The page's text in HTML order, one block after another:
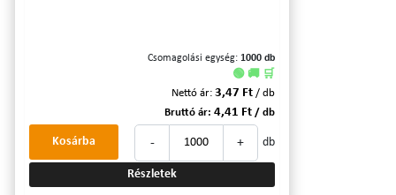
Csomagolási egység: 1000 db
🟢 🚚 🛒
Nettó ár: 3,47 Ft / db
Bruttó ár: 4,41 Ft / db
- + db
Kosárba
Részletek